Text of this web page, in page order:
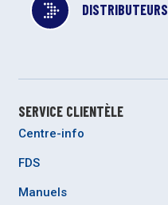
DISTRIBUTEURS
SERVICE CLIENTÈLE
Centre-info
FDS
Manuels